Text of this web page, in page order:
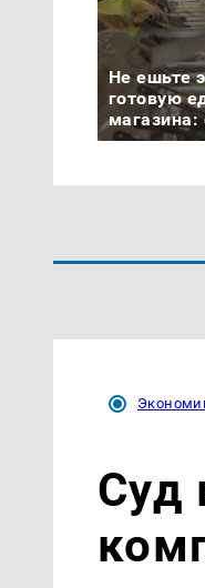
Не ешьте
готовую
магазина:
Суд